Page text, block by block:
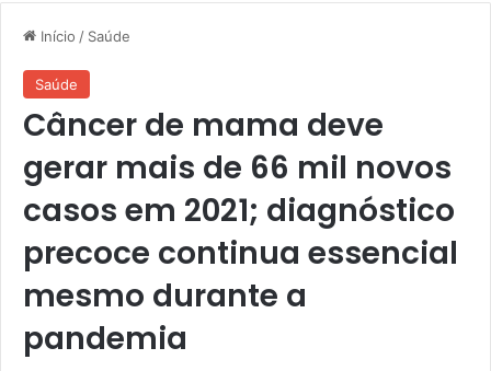
Início / Saúde
Saúde
Câncer de mama deve
gerar mais de 66 mil novos
casos em 2021; diagnóstico
precoce continua essencial
mesmo durante a
pandemia